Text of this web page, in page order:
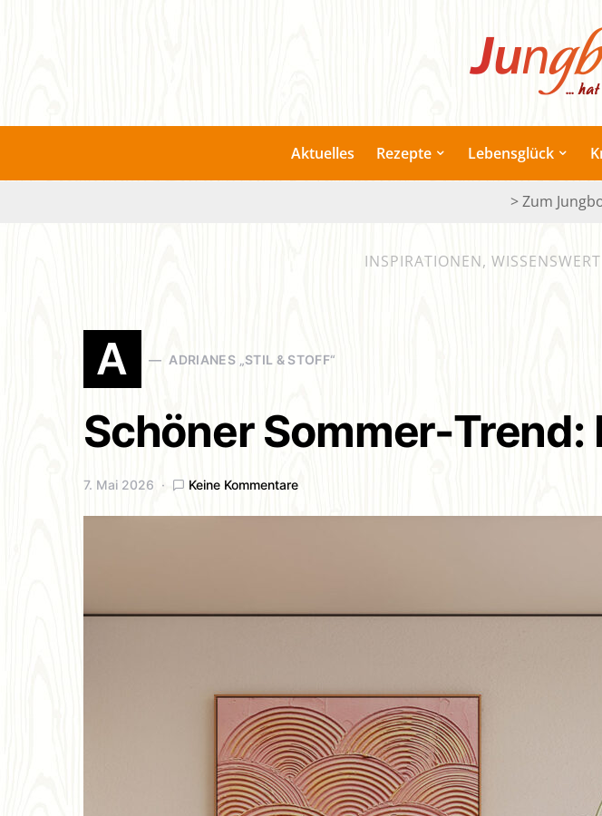
Aktuelles Rezepte Lebensglück
> Zum
INSPIRATIONEN,
A ADRIANES „STIL & STOFF“
Schöner Sommer-Trend:
7. Mai 2026 Keine Kommentare